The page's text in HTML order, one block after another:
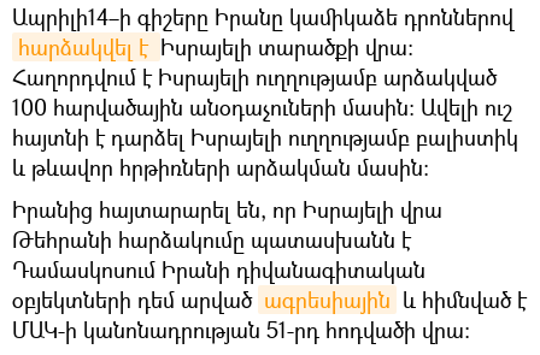
Ապրիլի14–ի գիշերը Իրանը կամիկաձե դրոններով
հարձակվել է Իսրայելի տարածքի վրա։
Հաղորդվում է Իսրայելի ուղղությամբ արձակված
100 հարվածային անօդաչուների մասին։ Ավելի ուշ
հայտնի է դարձել Իսրայելի ուղղությամբ բալիստիկ
և թևավոր հրթիռների արձակման մասին։
Իրանից հայտարարել են, որ Իսրայելի վրա
Թեհրանի հարձակումը պատասխանն է
Դամասկոսում Իրանի դիվանագիտական
օբյեկտների դեմ արված ագրեսիային և հիմնված է
ՄԱԿ-ի կանոնադրության 51-րդ հոդվածի վրա։